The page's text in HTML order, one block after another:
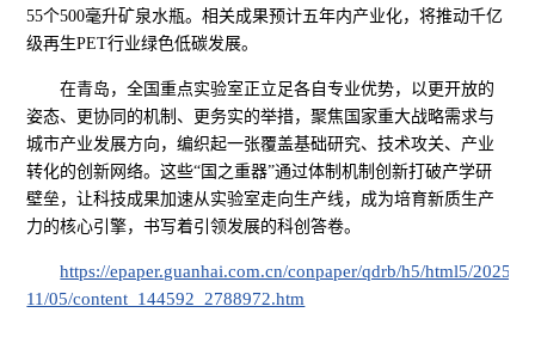
55个500毫升矿泉水瓶。相关成果预计五年内产业化，将推动千亿
级再生PET行业绿色低碳发展。
在青岛，全国重点实验室正立足各自专业优势，以更开放的
姿态、更协同的机制、更务实的举措，聚焦国家重大战略需求与
城市产业发展方向，编织起一张覆盖基础研究、技术攻关、产业
转化的创新网络。这些“国之重器”通过体制机制创新打破产学研
壁垒，让科技成果加速从实验室走向生产线，成为培育新质生产
力的核心引擎，书写着引领发展的科创答卷。
https://epaper.guanhai.com.cn/conpaper/qdrb/h5/html5/2025-
11/05/content_144592_2788972.htm